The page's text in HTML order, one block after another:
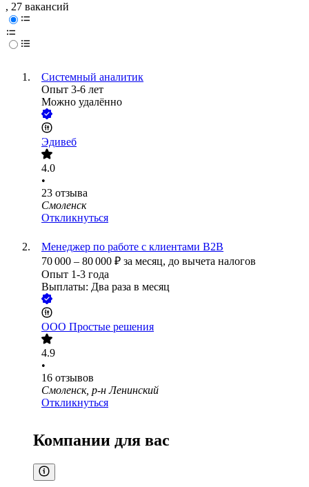
, 27 вакансий
Системный аналитик
Опыт 3-6 лет
Можно удалённо
Эдивеб
4.0
•
23 отзыва
Смоленск
Откликнуться
Менеджер по работе с клиентами В2В
70 000 – 80 000 ₽ за месяц, до вычета налогов
Опыт 1-3 года
Выплаты: Два раза в месяц
ООО Простые решения
4.9
•
16 отзывов
Смоленск, р-н Ленинский
Откликнуться
Компании для вас